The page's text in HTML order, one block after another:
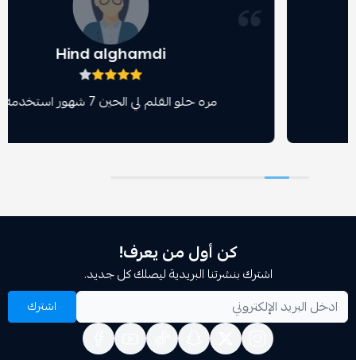
مره حلو القلم لي الحين 7 شهور استخدمه
كن أول من يعرف!
اشترك بنشرتنا البريدية ليصلك كل جديد.